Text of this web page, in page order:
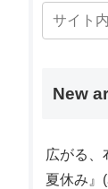
New
広がる、
夏休み』